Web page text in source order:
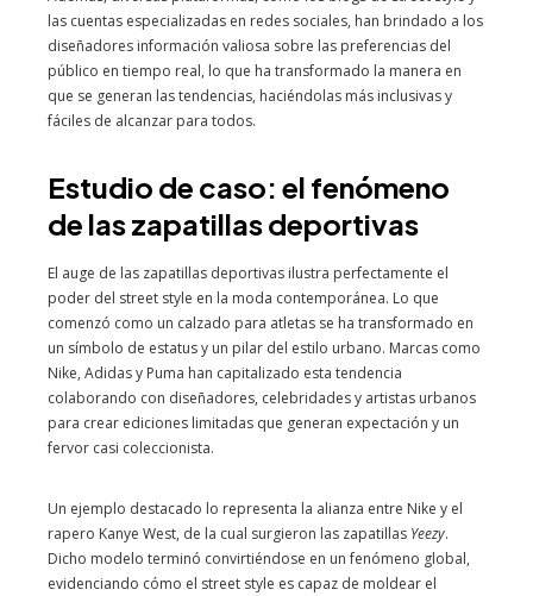
las cuentas especializadas en redes sociales, han brindado a los
diseñadores información valiosa sobre las preferencias del
público en tiempo real, lo que ha transformado la manera en
que se generan las tendencias, haciéndolas más inclusivas y
fáciles de alcanzar para todos.
Estudio de caso: el fenómeno
de las zapatillas deportivas
El auge de las zapatillas deportivas ilustra perfectamente el
poder del street style en la moda contemporánea. Lo que
comenzó como un calzado para atletas se ha transformado en
un símbolo de estatus y un pilar del estilo urbano. Marcas como
Nike, Adidas y Puma han capitalizado esta tendencia
colaborando con diseñadores, celebridades y artistas urbanos
para crear ediciones limitadas que generan expectación y un
fervor casi coleccionista.
Un ejemplo destacado lo representa la alianza entre Nike y el
rapero Kanye West, de la cual surgieron las zapatillas Yeezy.
Dicho modelo terminó convirtiéndose en un fenómeno global,
evidenciando cómo el street style es capaz de moldear el